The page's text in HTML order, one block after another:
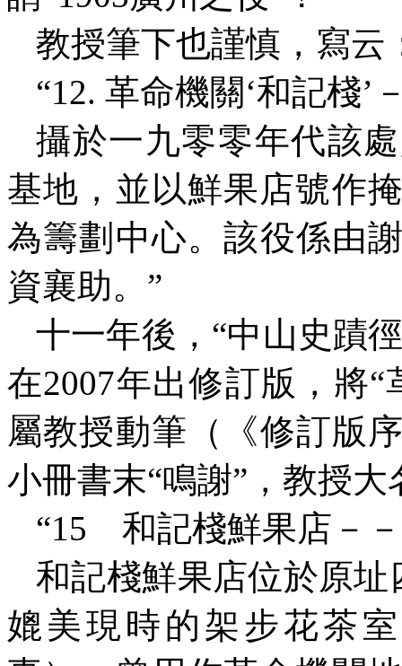
教授筆下也謹慎，寫云
“12. 革命機關‘和記棧’
攝於一九零零年代該
基地，並以鮮果店號作
為籌劃中心。該役係由
資襄助。”
十一年後，“中山史蹟
在2007年出修訂版，將“
屬教授動筆（《修訂版
小冊書末“鳴謝”，教授
“15 和記棧鮮果店－
和記棧鮮果店位於原址
媲美現時的架步花茶